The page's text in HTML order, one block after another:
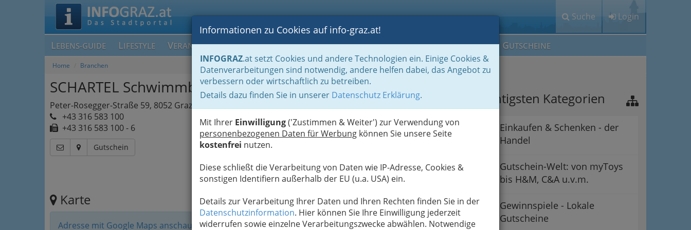
Suche Login
LEBENS-GUIDE LIFESTYLE VERANSTALTUNGEN BLOGS FOTOS GASTRONOMIE BRANCHEN MEIN IG GUTSCHEINE
Informationen zu Cookies auf info-graz.at!
INFOGRAZ.at setzt Cookies und andere Technologien ein. Einige Cookies &
Datenverarbeitungen sind notwendig, andere helfen dabei, das Angebot zu
verbessern oder wirtschaftlich zu betreiben.
Details dazu finden Sie in unserer Datenschutz Erklärung.
Mit Ihrer Einwilligung('Zustimmen & Weiter') zur Verwendung von
personenbezogenen Daten für Werbung können Sie unsere Seite
kostenfrei nutzen.
Diese schließt die Verarbeitung von Daten wie IP-Adresse, Cookies &
sonstigen Identifiern außerhalb der EU (u.a. USA) ein.
Details zur Verarbeitung Ihrer Daten und Ihren Rechten finden Sie in der
Datenschutzinformation. Hier können Sie Ihre Einwilligung jederzeit
widerrufen sowie einzelne Verarbeitungszwecke abwählen. Notwendige
Home Branchen
SCHARTEL Schwimmbad & Wellness
Peter-Rosegger-Straße 59, 8052 Graz
+43 316 583 100
+43 316 583 100 - 6
Gutschein
Karte
Adresse mit Google Maps anschauen
Die wichtigsten Kategorien
Einkaufen & Schenken - der
Handel
Gutschein-Welt: von myToys
bis H&M, C&A u.v.m.
Gewinnspiele - Lokale
Gutscheine